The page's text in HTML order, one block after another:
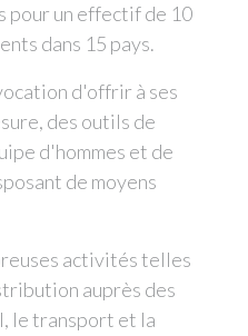
pour un effectif de 10
dans 15 pays.
d'offrir à ses
des outils de
d'hommes et de
de moyens
activités telles
auprès des
le transport et la